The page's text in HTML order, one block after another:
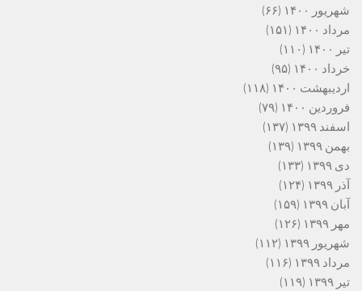
شهریور ۱۴۰۰
(۶۶)
مرداد ۱۴۰۰
(۱۵۱)
تیر ۱۴۰۰
(۱۱۰)
خرداد ۱۴۰۰
(۹۵)
اردیبهشت ۱۴۰۰
(۱۱۸)
فروردین ۱۴۰۰
(۷۹)
اسفند ۱۳۹۹
(۱۳۷)
بهمن ۱۳۹۹
(۱۳۹)
دی ۱۳۹۹
(۱۳۳)
آذر ۱۳۹۹
(۱۲۴)
آبان ۱۳۹۹
(۱۵۹)
مهر ۱۳۹۹
(۱۲۶)
شهریور ۱۳۹۹
(۱۱۲)
مرداد ۱۳۹۹
(۱۱۶)
تیر ۱۳۹۹
(۱۱۹)